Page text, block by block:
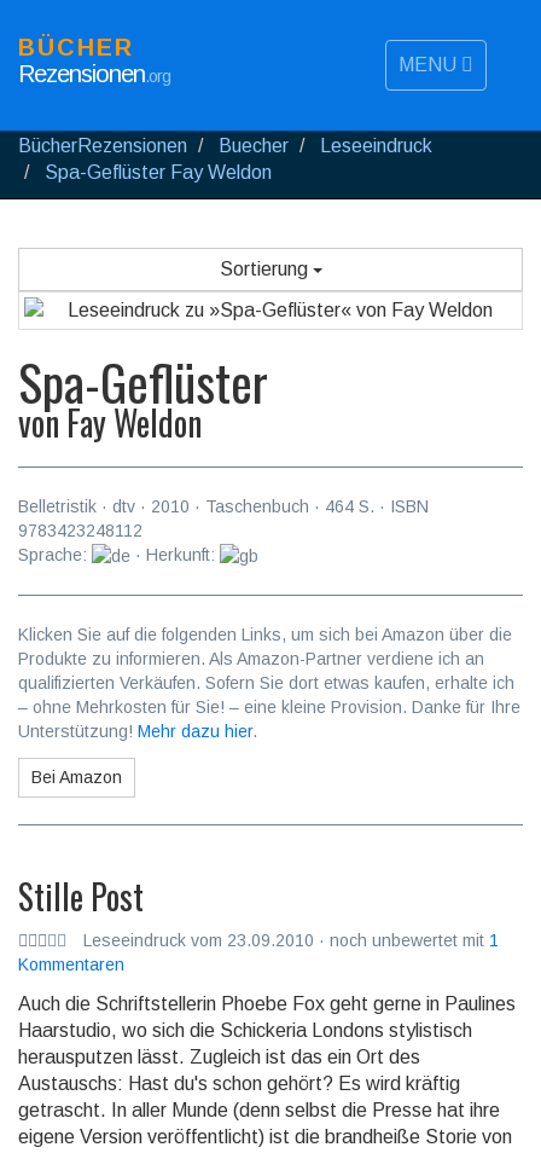
MENU
BÜCHER
Rezensionen.org
BücherRezensionen Buecher
Leseeindruck
Spa-Geflüster Fay Weldon
Sortierung
Spa-Geflüster
von Fay Weldon
Belletristik · dtv · 2010 · Taschenbuch · 464 S. · ISBN
9783423248112
Sprache:
· Herkunft:
Klicken Sie auf die folgenden Links, um sich bei Amazon über die
Produkte zu informieren. Als Amazon-Partner verdiene ich an
qualifizierten Verkäufen. Sofern Sie dort etwas kaufen, erhalte ich
– ohne Mehrkosten für Sie! – eine kleine Provision. Danke für Ihre
Unterstützung! Mehr dazu hier.
Bei Amazon
Stille Post
Leseeindruck vom 23.09.2010 · noch unbewertet mit 1
Kommentaren
Auch die Schriftstellerin Phoebe Fox geht gerne in Paulines
Haarstudio, wo sich die Schickeria Londons stylistisch
herausputzen lässt. Zugleich ist das ein Ort des
Austauschs: Hast du's schon gehört? Es wird kräftig
getrascht. In aller Munde (denn selbst die Presse hat ihre
eigene Version veröffentlicht) ist die brandheiße Storie von